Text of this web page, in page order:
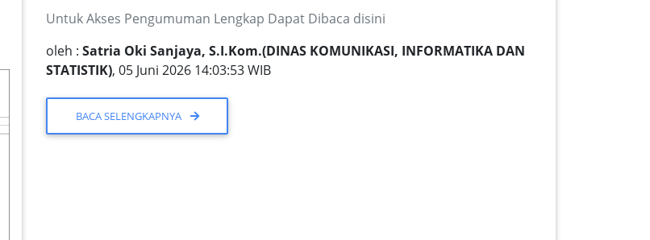
Untuk Akses Pengumuman Lengkap Dapat Dibaca disini
oleh :Satria Oki Sanjaya, S.I.Kom.(DINAS KOMUNIKASI, INFORMATIKA DAN
STATISTIK), 05 Juni 2026 14:03:53 WIB
BACA SELENGKAPNYA